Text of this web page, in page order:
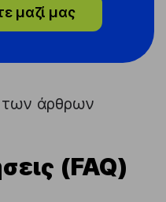
μαζί μας
των άρθρων
(FAQ)